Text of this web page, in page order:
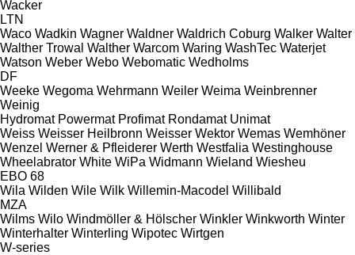
Wacker
LTN
Waco Wadkin Wagner Waldner Waldrich Coburg Walker Walter
Walther Trowal Walther Warcom Waring WashTec Waterjet
Watson Weber Webo Webomatic Wedholms
DF
Weeke Wegoma Wehrmann Weiler Weima Weinbrenner
Weinig
Hydromat Powermat Profimat Rondamat Unimat
Weiss Weisser Heilbronn Weisser Wektor Wemas Wemhöner
Wenzel Werner & Pfleiderer Werth Westfalia Westinghouse
Wheelabrator White WiPa Widmann Wieland Wiesheu
EBO 68
Wila Wilden Wile Wilk Willemin-Macodel Willibald
MZA
Wilms Wilo Windmöller & Hölscher Winkler Winkworth Winter
Winterhalter Winterling Wipotec Wirtgen
W-series